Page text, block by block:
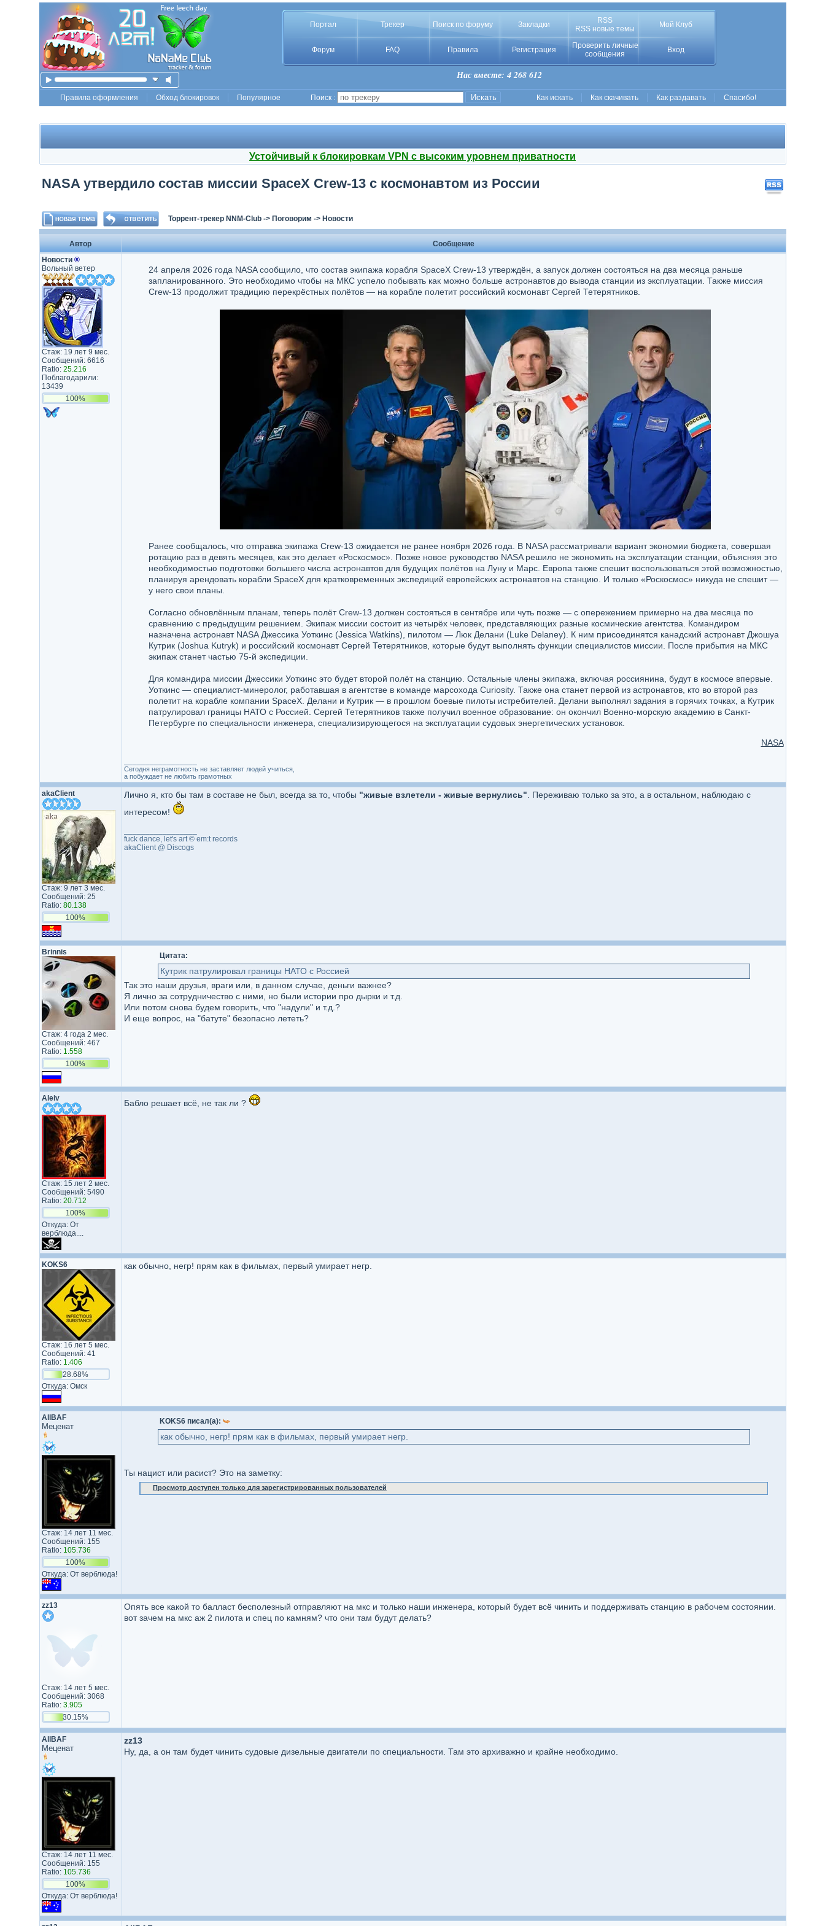
Портал Трекер Поиск по форуму Закладки
RSS
RSS новые темы
Мой Клуб
Форум FAQ Правила Регистрация
Проверить личные
сообщения
Вход
Нас вместе: 4 268 612
Правила оформления Обход блокировок Популярное Поиск : Как искать Как скачивать Как раздавать Спасибо!
Устойчивый к блокировкам VPN с высоким уровнем приватности
NASA утвердило состав миссии SpaceX Crew-13 с космонавтом из России
Торрент-трекер NNM-Club-> Поговорим -> Новости
Автор
Сообщение
Новости ®
Вольный ветер
Стаж: 19 лет 9 мес.
Сообщений: 6616
Ratio: 25.216
Поблагодарили:
13439
100%
24 апреля 2026 года NASA сообщило, что состав экипажа корабля SpaceX Crew-13 утверждён, а запуск должен состояться на два месяца раньше
запланированного. Это необходимо чтобы на МКС успело побывать как можно больше астронавтов до вывода станции из эксплуатации. Также миссия
Crew-13 продолжит традицию перекрёстных полётов — на корабле полетит российский космонавт Сергей Тетерятников.
Ранее сообщалось, что отправка экипажа Crew-13 ожидается не ранее ноября 2026 года. В NASA рассматривали вариант экономии бюджета, совершая
ротацию раз в девять месяцев, как это делает «Роскосмос». Позже новое руководство NASA решило не экономить на эксплуатации станции, объясняя это
необходимостью подготовки большего числа астронавтов для будущих полётов на Луну и Марс. Европа также спешит воспользоваться этой возможностью,
планируя арендовать корабли SpaceX для кратковременных экспедиций европейских астронавтов на станцию. И только «Роскосмос» никуда не спешит —
у него свои планы.
Согласно обновлённым планам, теперь полёт Crew-13 должен состояться в сентябре или чуть позже — с опережением примерно на два месяца по
сравнению с предыдущим решением. Экипаж миссии состоит из четырёх человек, представляющих разные космические агентства. Командиром
назначена астронавт NASA Джессика Уоткинс (Jessica Watkins), пилотом — Люк Делани (Luke Delaney). К ним присоединятся канадский астронавт Джошуа
Кутрик (Joshua Kutryk) и российский космонавт Сергей Тетерятников, которые будут выполнять функции специалистов миссии. После прибытия на МКС
экипаж станет частью 75-й экспедиции.
Для командира миссии Джессики Уоткинс это будет второй полёт на станцию. Остальные члены экипажа, включая россиянина, будут в космосе впервые.
Уоткинс — специалист-минеролог, работавшая в агентстве в команде марсохода Curiosity. Также она станет первой из астронавтов, кто во второй раз
полетит на корабле компании SpaceX. Делани и Кутрик — в прошлом боевые пилоты истребителей. Делани выполнял задания в горячих точках, а Кутрик
патрулировал границы НАТО с Россией. Сергей Тетерятников также получил военное образование: он окончил Военно-морскую академию в Санкт-
Петербурге по специальности инженера, специализирующегося на эксплуатации судовых энергетических установок.
NASA
Сегодня неграмотность не заставляет людей учиться,
а побуждает не любить грамотных
akaClient
Стаж: 9 лет 3 мес.
Сообщений: 25
Ratio: 80.138
100%
Лично я, кто бы там в составе не был, всегда за то, чтобы "живые взлетели - живые вернулись" . Переживаю только за это, а в остальном, наблюдаю с
интересом!
fuck dance, let's art © em:t records
akaClient @ Discogs
Brinnis
Стаж: 4 года 2 мес.
Сообщений: 467
Ratio: 1.558
100%
Цитата:
Кутрик патрулировал границы НАТО с Россией
Так это наши друзья, враги или, в данном случае, деньги важнее?
Я лично за сотрудничество с ними, но были истории про дырки и т.д.
Или потом снова будем говорить, что "надули" и т.д.?
И еще вопрос, на "батуте" безопасно лететь?
Aleiv
Стаж: 15 лет 2 мес.
Сообщений: 5490
Ratio: 20.712
100%
Откуда: От
верблюда....
Бабло решает всё, не так ли ?
KOKS6
Стаж: 16 лет 5 мес.
Сообщений: 41
Ratio: 1.406
28.68%
Откуда: Омск
как обычно, негр! прям как в фильмах, первый умирает негр.
AllBAF
Меценат
Стаж: 14 лет 11 мес.
Сообщений: 155
Ratio: 105.736
100%
Откуда: От верблюда!
KOKS6 писал(а):
как обычно, негр! прям как в фильмах, первый умирает негр.
Ты нацист или расист? Это на заметку:
Просмотр доступен только для зарегистрированных пользователей
zz13
Стаж: 14 лет 5 мес.
Сообщений: 3068
Ratio: 3.905
30.15%
Опять все какой то балласт бесполезный отправляют на мкс и только наши инженера, который будет всё чинить и поддерживать станцию в рабочем состоянии.
вот зачем на мкс аж 2 пилота и спец по камням? что они там будут делать?
AllBAF
Меценат
Стаж: 14 лет 11 мес.
Сообщений: 155
Ratio: 105.736
100%
Откуда: От верблюда!
zz13
Ну, да, а он там будет чинить судовые дизельные двигатели по специальности. Там это архиважно и крайне необходимо.